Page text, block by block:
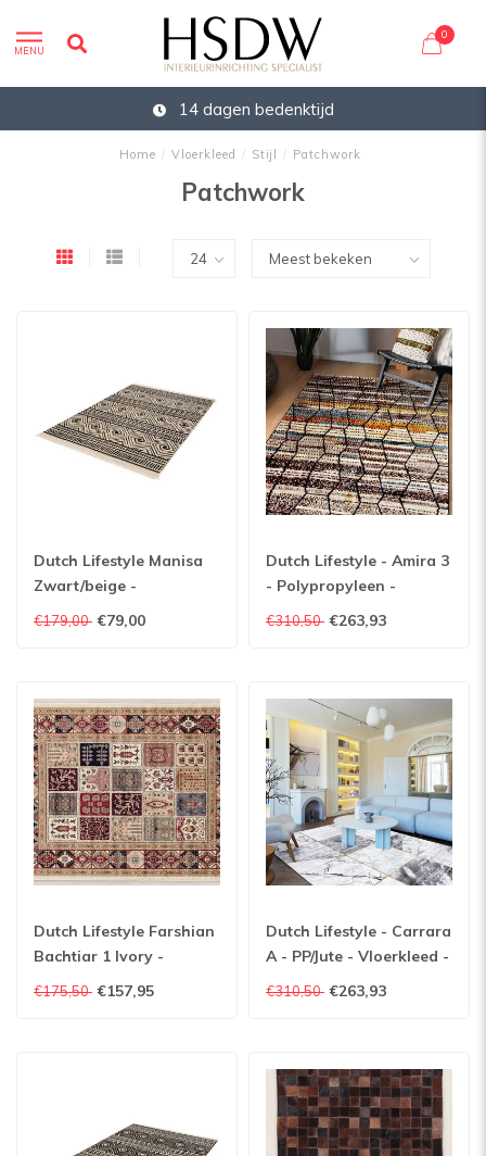
MENU
0
14 dagen bedenktijd
Home / Vloerkleed / Stijl / Patchwork
Patchwork
Dutch Lifestyle Manisa
Zwart/beige -
Polypropyleen/Katoen/Polyester
€179,00 €79,00
Dutch Lifestyle - Amira 3
- Polypropyleen -
Vloerkleed - Multicolor
€310,50 €263,93
Dutch Lifestyle Farshian
Bachtiar 1 Ivory -
Viscose - Vloerkleed -
€175,50 €157,95
Dutch Lifestyle - Carrara
A - PP/Jute - Vloerkleed -
Multicolor
€310,50 €263,93